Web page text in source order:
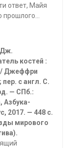
ответ, Майя
прошлого…
Дж.
костей :
/ Джеффри
пер. с англ. С.
— СПб.:
Азбука-
2017. — 448 с.
мирового